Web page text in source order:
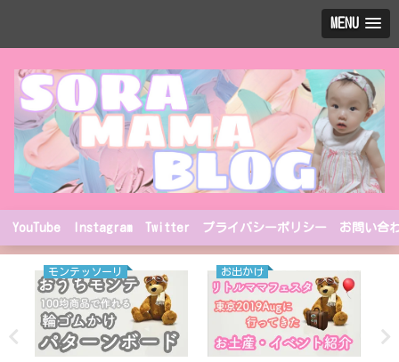
MENU
YouTube Instagram Twitter プライバシーポリシー お問い合
モンテッソーリ お出かけ